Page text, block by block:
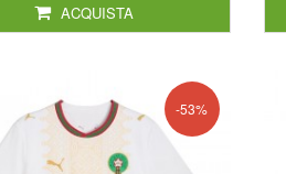
ACQUISTA
-53%